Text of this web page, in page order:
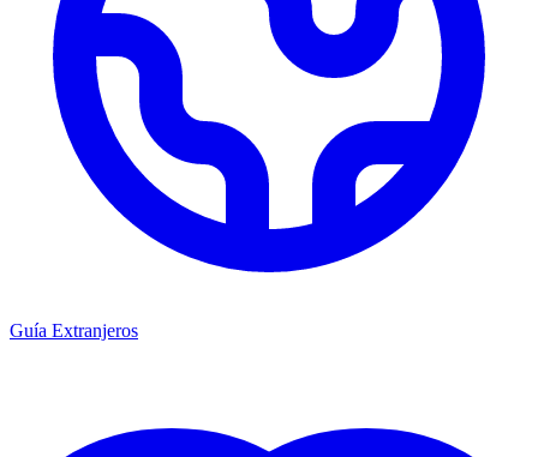
Guía Extranjeros